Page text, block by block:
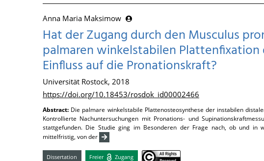
Anna Maria Maksimow
Hat der Zugang durch den Musculus
palmaren winkelstabilen
Einfluss auf die Pronationskraft?
Universität Rostock, 2018
https://doi.org/10.18453/rosdok_id00002466
Abstract: Die palmare winkelstabile Plattenosteosynthese der instabilen
Kontrollierte Nachuntersuchungen mit Pronations- und
stattgefunden. Die Studie ging im Besonderen der Frage nach, ob und in
mittelfristig, von der
Dissertation Freier Zugang